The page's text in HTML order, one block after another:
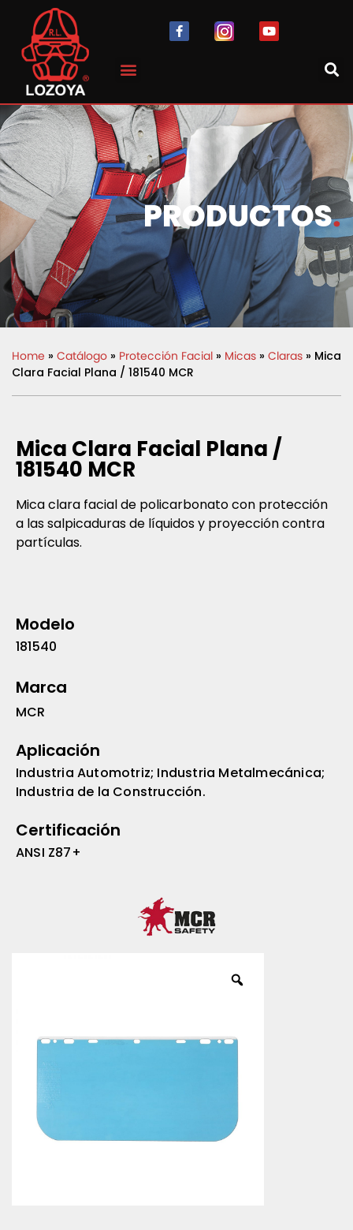
PRODUCTOS.
Home » Catálogo » Protección Facial » Micas » Claras » Mica
Clara Facial Plana / 181540 MCR
Mica Clara Facial Plana /
181540 MCR
Mica clara facial de policarbonato con protección
a las salpicaduras de líquidos y proyección contra
partículas.
Modelo
181540
Marca
MCR
Aplicación
Industria Automotriz; Industria Metalmecánica;
Industria de la Construcción.
Certificación
ANSI Z87+